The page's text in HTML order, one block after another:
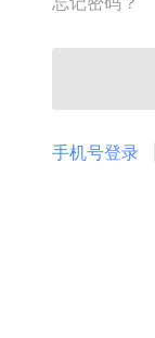
手机号登录